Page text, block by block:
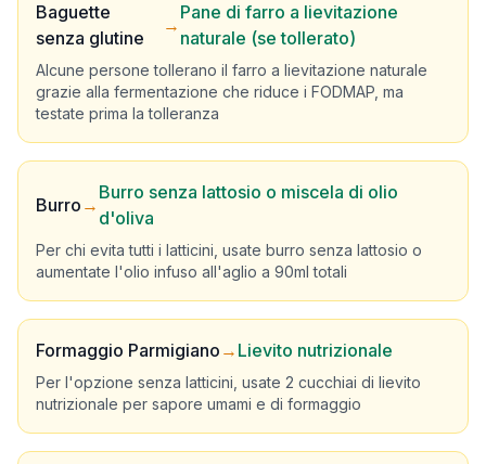
Baguette
senza glutine
→
Pane di farro a lievitazione
naturale (se tollerato)
Alcune persone tollerano il farro a lievitazione naturale
grazie alla fermentazione che riduce i FODMAP, ma
testate prima la tolleranza
Burro →
Burro senza lattosio o miscela di olio
d'oliva
Per chi evita tutti i latticini, usate burro senza lattosio o
aumentate l'olio infuso all'aglio a 90ml totali
Formaggio Parmigiano → Lievito nutrizionale
Per l'opzione senza latticini, usate 2 cucchiai di lievito
nutrizionale per sapore umami e di formaggio